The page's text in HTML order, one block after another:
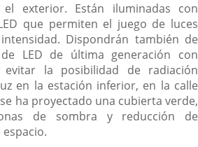
exterior. Están iluminadas con
que permiten el juego de luces
Dispondrán también de
LED de última generación con
evitar la posibilidad de radiación
en la estación inferior, en la calle
ha proyectado una cubierta verde,
de sombra y reducción de